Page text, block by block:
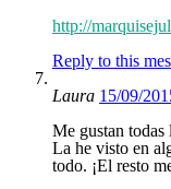
http://
Reply to this
Laura 15/09/
Me gustan todas
La he visto en
todo. ¡El resto